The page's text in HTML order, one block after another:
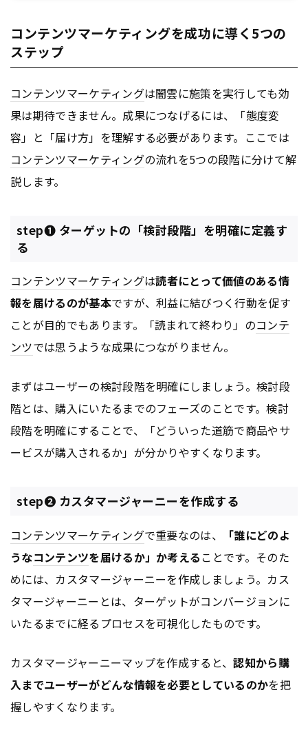
コンテンツマーケティングを成功に導く5つの
ステップ
コンテンツマーケティングは闇雲に施策を実行しても効
果は期待できません。成果につなげるには、「態度変
容」と「届け方」を理解する必要があります。ここでは
コンテンツマーケティングの流れを5つの段階に分けて解
説します。
step❶ ターゲットの「検討段階」を明確に定義す
る
コンテンツマーケティングは読者にとって価値のある情
報を届けるのが基本ですが、利益に結びつく行動を促す
ことが目的でもあります。「読まれて終わり」のコンテ
ンツでは思うような成果につながりません。
まずはユーザーの検討段階を明確にしましょう。検討段
階とは、購入にいたるまでのフェーズのことです。検討
段階を明確にすることで、「どういった道筋で商品やサ
ービスが購入されるか」が分かりやすくなります。
step❷ カスタマージャーニーを作成する
コンテンツマーケティングで重要なのは、
「誰にどのよ
うなコンテンツを届けるか」か考えることです。そのた
めには、カスタマージャーニーを作成しましょう。カス
タマージャーニーとは、ターゲットがコンバージョンに
いたるまでに経るプロセスを可視化したものです。
カスタマージャーニーマップを作成すると、認知から購
入までユーザーがどんな情報を必要としているのかを把
握しやすくなります。